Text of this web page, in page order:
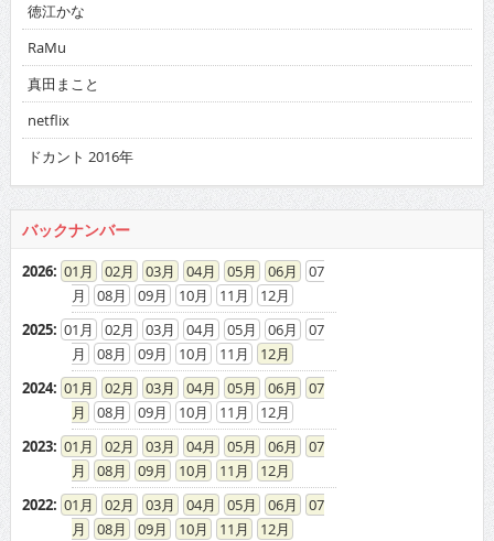
徳江かな
RaMu
真田まこと
netflix
ドカント 2016年
バックナンバー
2026: 01 02 03 04 05 06
07
08
09 10 11
12
2025: 01 02 03 04 05 06
07
08
09 10 11
12
2024: 01 02 03 04 05 06
07
08
09 10 11
12
2023: 01 02 03 04 05 06
07
08
09 10 11
12
2022: 01 02 03 04 05 06
07
08
09 10 11
12